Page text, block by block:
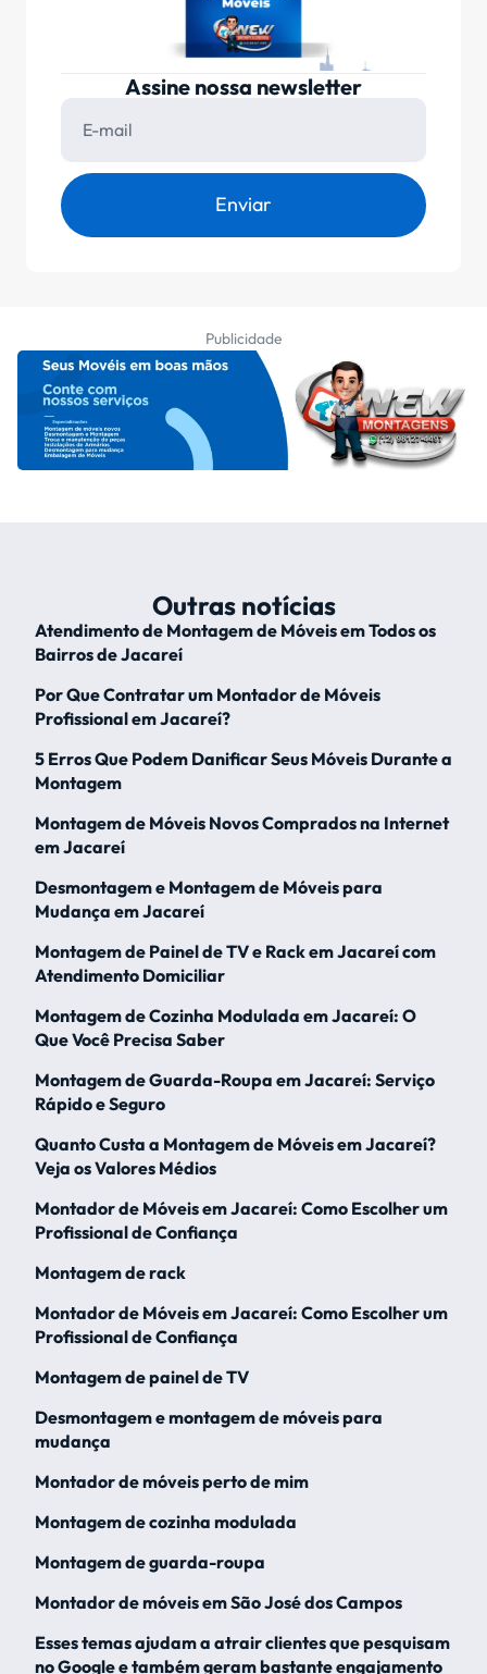
Assine nossa newsletter
Enviar
Publicidade
Outras notícias
Atendimento de Montagem de Móveis em Todos os
Bairros de Jacareí
Por Que Contratar um Montador de Móveis
Profissional em Jacareí?
5 Erros Que Podem Danificar Seus Móveis Durante a
Montagem
Montagem de Móveis Novos Comprados na Internet
em Jacareí
Desmontagem e Montagem de Móveis para
Mudança em Jacareí
Montagem de Painel de TV e Rack em Jacareí com
Atendimento Domiciliar
Montagem de Cozinha Modulada em Jacareí: O
Que Você Precisa Saber
Montagem de Guarda-Roupa em Jacareí: Serviço
Rápido e Seguro
Quanto Custa a Montagem de Móveis em Jacareí?
Veja os Valores Médios
Montador de Móveis em Jacareí: Como Escolher um
Profissional de Confiança
Montagem de rack
Montador de Móveis em Jacareí: Como Escolher um
Profissional de Confiança
Montagem de painel de TV
Desmontagem e montagem de móveis para
mudança
Montador de móveis perto de mim
Montagem de cozinha modulada
Montagem de guarda-roupa
Montador de móveis em São José dos Campos
Esses temas ajudam a atrair clientes que pesquisam
no Google e também geram bastante engajamento